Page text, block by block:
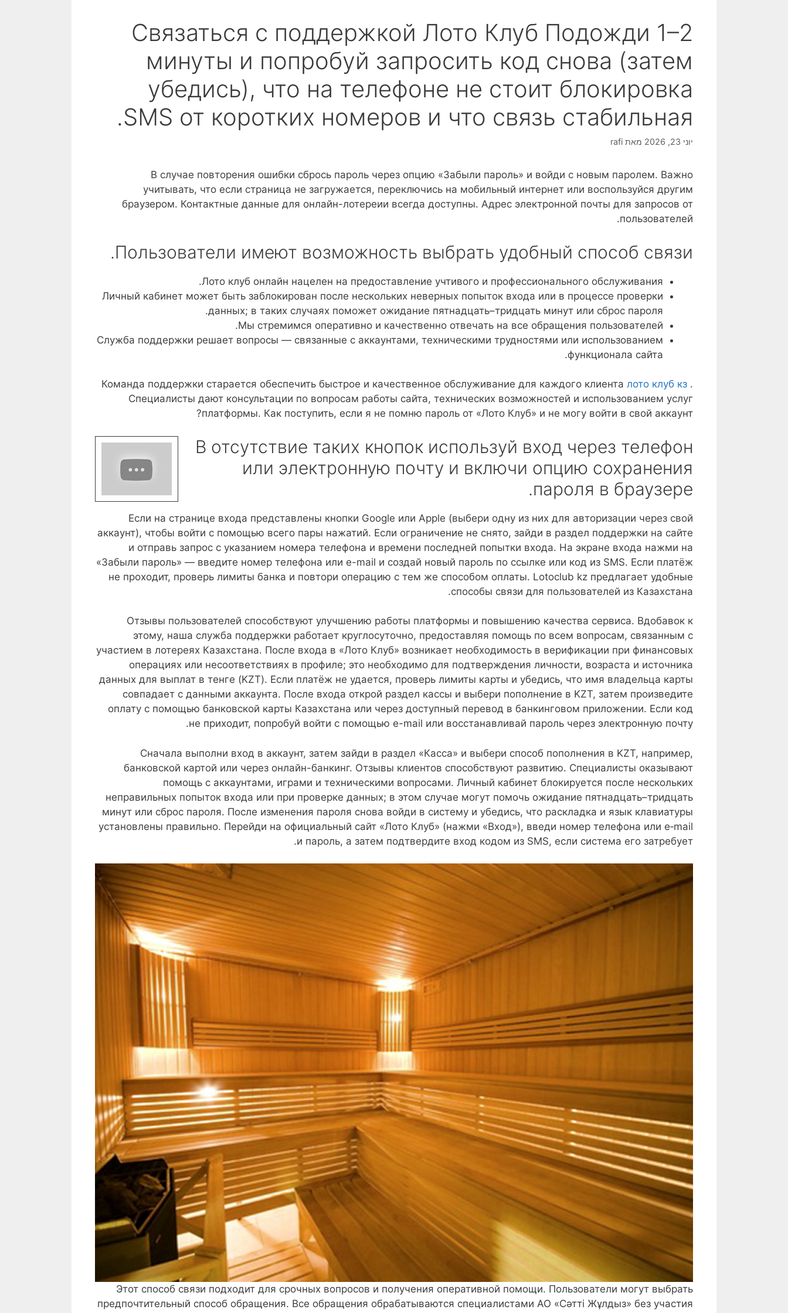
Связаться с поддержкой Лото Клуб Подожди 1–2
минуты и попробуй запросить код снова (затем
убедись), что на телефоне не стоит блокировка
SMS от коротких номеров и что связь стабильная.
יוני 23, 2026 מאת rafi
В случае повторения ошибки сбрось пароль через опцию «Забыли пароль» и войди с новым паролем. Важно
учитывать, что если страница не загружается, переключись на мобильный интернет или воспользуйся другим
браузером. Контактные данные для онлайн-лотереии всегда доступны. Адрес электронной почты для запросов от
пользователей.
Пользователи имеют возможность выбрать удобный способ связи.
Лото клуб онлайн нацелен на предоставление учтивого и профессионального обслуживания.
Личный кабинет может быть заблокирован после нескольких неверных попыток входа или в процессе проверки
данных; в таких случаях поможет ожидание пятнадцать–тридцать минут или сброс пароля.
Мы стремимся оперативно и качественно отвечать на все обращения пользователей.
Служба поддержки решает вопросы — связанные с аккаунтами, техническими трудностями или использованием
функционала сайта.
Команда поддержки старается обеспечить быстрое и качественное обслуживание для каждого клиента лото клуб кз .
Специалисты дают консультации по вопросам работы сайта, технических возможностей и использованием услуг
платформы. Как поступить, если я не помню пароль от «Лото Клуб» и не могу войти в свой аккаунт?
В отсутствие таких кнопок используй вход через телефон
или электронную почту и включи опцию сохранения
пароля в браузере.
Если на странице входа представлены кнопки Google или Apple (выбери одну из них для авторизации через свой
аккаунт), чтобы войти с помощью всего пары нажатий. Если ограничение не снято, зайди в раздел поддержки на сайте
и отправь запрос с указанием номера телефона и времени последней попытки входа. На экране входа нажми на
«Забыли пароль» — введите номер телефона или e-mail и создай новый пароль по ссылке или код из SMS. Если платёж
не проходит, проверь лимиты банка и повтори операцию с тем же способом оплаты. Lotoclub kz предлагает удобные
способы связи для пользователей из Казахстана.
Отзывы пользователей способствуют улучшению работы платформы и повышению качества сервиса. Вдобавок к
этому, наша служба поддержки работает круглосуточно, предоставляя помощь по всем вопросам, связанным с
участием в лотереях Казахстана. После входа в «Лото Клуб» возникает необходимость в верификации при финансовых
операциях или несоответствиях в профиле; это необходимо для подтверждения личности, возраста и источника
данных для выплат в тенге (KZT). Если платёж не удается, проверь лимиты карты и убедись, что имя владельца карты
совпадает с данными аккаунта. После входа открой раздел кассы и выбери пополнение в KZT, затем произведите
оплату с помощью банковской карты Казахстана или через доступный перевод в банкинговом приложении. Если код
не приходит, попробуй войти с помощью e-mail или восстанавливай пароль через электронную почту.
Сначала выполни вход в аккаунт, затем зайди в раздел «Касса» и выбери способ пополнения в KZT, например,
банковской картой или через онлайн-банкинг. Отзывы клиентов способствуют развитию. Специалисты оказывают
помощь с аккаунтами, играми и техническими вопросами. Личный кабинет блокируется после нескольких
неправильных попыток входа или при проверке данных; в этом случае могут помочь ожидание пятнадцать–тридцать
минут или сброс пароля. После изменения пароля снова войди в систему и убедись, что раскладка и язык клавиатуры
установлены правильно. Перейди на официальный сайт «Лото Клуб» (нажми «Вход»), введи номер телефона или e‑mail
и пароль, а затем подтвердите вход кодом из SMS, если система его затребует.
Этот способ связи подходит для срочных вопросов и получения оперативной помощи. Пользователи могут выбрать
предпочтительный способ обращения. Все обращения обрабатываются специалистами АО «Сәтті Жұлдыз» без участия